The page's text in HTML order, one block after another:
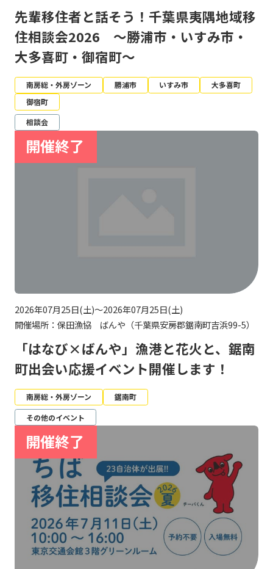
先輩移住者と話そう！千葉県夷隅地域移
住相談会2026 ～勝浦市・いすみ市・
大多喜町・御宿町～
南房総・外房ゾーン 勝浦市 いすみ市
大多喜町
御宿町
相談会
2026年07月25日(土)～2026年07月25日(土)
開催場所：保田漁協 ばんや（千葉県安房郡鋸南町吉浜99-5）
「はなび×ばんや」漁港と花火と、鋸南
町出会い応援イベント開催します！
南房総・外房ゾーン
鋸南町
その他のイベント